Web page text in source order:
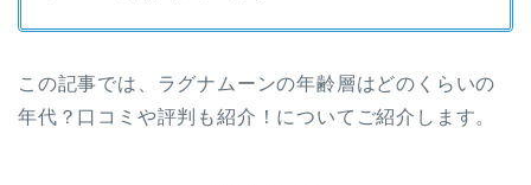
この記事では、ラグナムーンの年齢層はどのくらいの
年代？口コミや評判も紹介！についてご紹介します。